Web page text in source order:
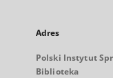
Adres
Polski Instytut
Biblioteka